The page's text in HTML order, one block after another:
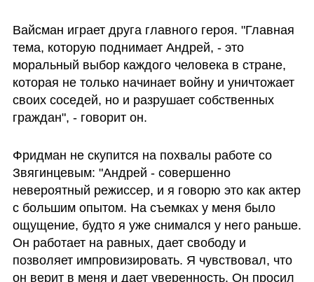
Вайсман играет друга главного героя. "Главная
тема, которую поднимает Андрей, - это
моральный выбор каждого человека в стране,
которая не только начинает войну и уничтожает
своих соседей, но и разрушает собственных
граждан", - говорит он.
Фридман не скупится на похвалы работе со
Звягинцевым: "Андрей - совершенно
невероятный режиссер, и я говорю это как актер
с большим опытом. На съемках у меня было
ощущение, будто я уже снимался у него раньше.
Он работает на равных, дает свободу и
позволяет импровизировать. Я чувствовал, что
он верит в меня и дает уверенность. Он просил